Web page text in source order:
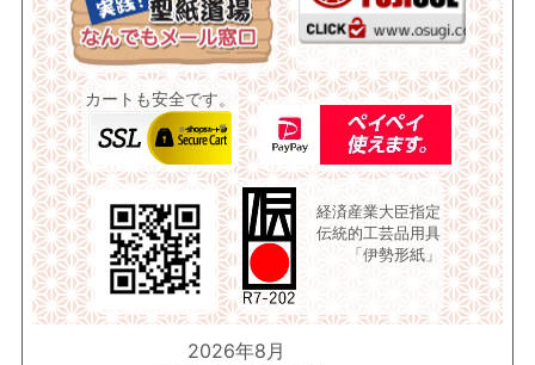
カートも安全です。
経済産業大臣指定
伝統的工芸品用具
「伊勢形紙」
2026年8月